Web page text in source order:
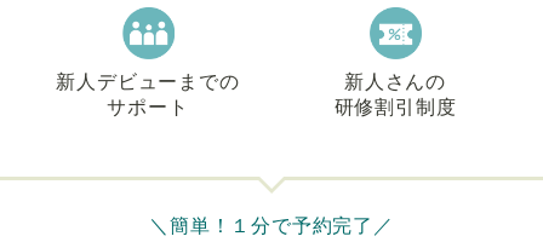
新人デビューまでの
サポート
新人さんの
研修割引制度
＼簡単！１分で予約完了／